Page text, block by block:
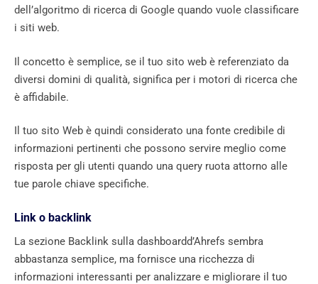
dell’algoritmo di ricerca di Google quando vuole classificare
i siti web.
Il concetto è semplice, se il tuo sito web è referenziato da
diversi domini di qualità, significa per i motori di ricerca che
è affidabile.
Il tuo sito Web è quindi considerato una fonte credibile di
informazioni pertinenti che possono servire meglio come
risposta per gli utenti quando una query ruota attorno alle
tue parole chiave specifiche.
Link o backlink
La sezione Backlink sulla dashboardd’Ahrefs sembra
abbastanza semplice, ma fornisce una ricchezza di
informazioni interessanti per analizzare e migliorare il tuo